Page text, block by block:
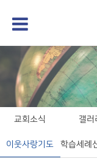
교회소식 갤러
이웃사랑기도 학습세례